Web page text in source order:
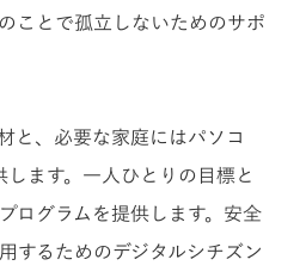
ことで孤立しないためのサポ
と、必要な家庭にはパソコ
ます。一人ひとりの目標と
ログラムを提供します。安全
するためのデジタルシチズン